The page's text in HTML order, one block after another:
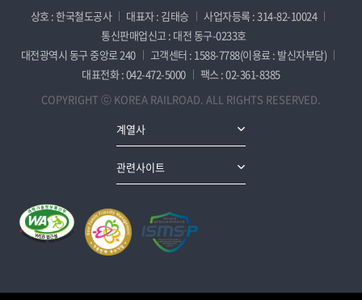
상호 : 한국철도공사 대표자 : 김태승
사업자등록 : 314-82-10024
통신판매업신고 : 대전 동구-0233호
대전광역시 동구 중앙로 240
고객센터 : 1588-7788(이용료 : 발신자부담)
대표전화 : 042-472-5000
팩스 : 02-361-8385
COPYRIGHT ⓒ KOREA RAILROAD. ALL RIGHTS RESERVED.
계열사
관련사이트